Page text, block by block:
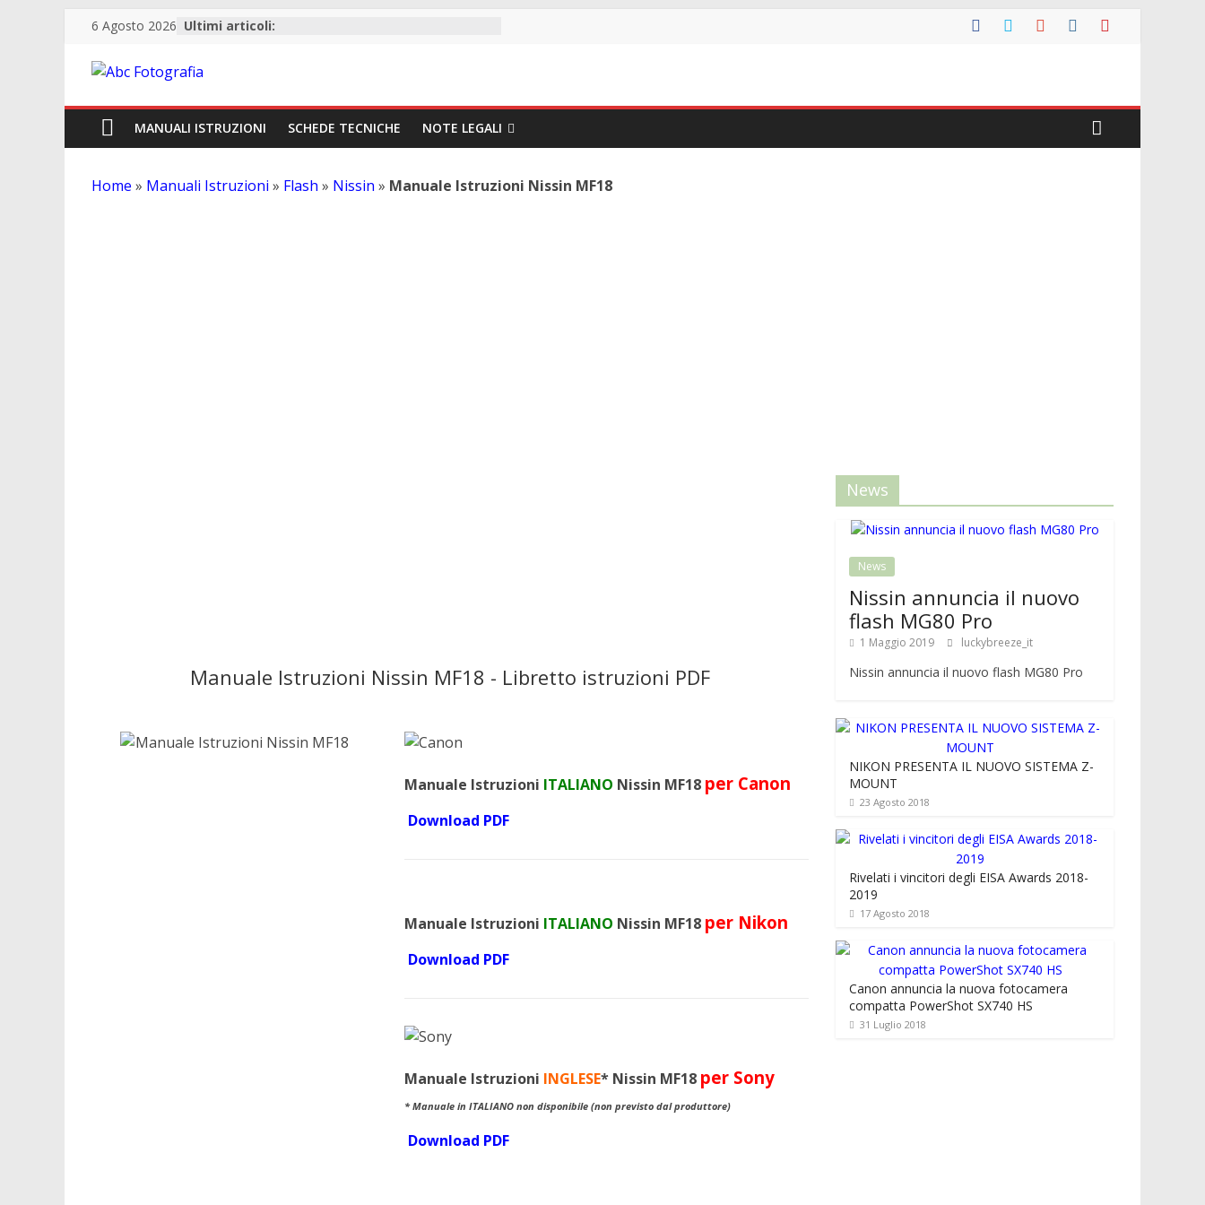
6 Agosto 2026 Ultimi articoli:
Abc
Fotografia
Fotografia,
MANUALI ISTRUZIONI SCHEDE TECNICHE NOTE LEGALI
Home » Manuali Istruzioni » Flash » Nissin » Manuale Istruzioni Nissin MF18
Manuale Istruzioni Nissin MF18 - Libretto istruzioni PDF
Manuale Istruzioni ITALIANO Nissin MF18 per Canon
Download PDF
Manuale Istruzioni ITALIANO Nissin MF18 per Nikon
Download PDF
Manuale Istruzioni INGLESE* Nissin MF18 per Sony
* Manuale in ITALIANO non disponibile (non previsto dal produttore)
Download PDF
News
News
Nissin annuncia il nuovo
flash MG80 Pro
1 Maggio 2019 luckybreeze_it
Nissin annuncia il nuovo flash MG80 Pro
NIKON PRESENTA IL NUOVO SISTEMA Z-
MOUNT
23 Agosto 2018
Rivelati i vincitori degli EISA Awards 2018-
2019
17 Agosto 2018
Canon annuncia la nuova fotocamera
compatta PowerShot SX740 HS
31 Luglio 2018